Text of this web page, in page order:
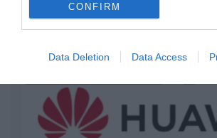
CONFIRM
Data Deletion Data Access